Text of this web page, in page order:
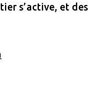
s’active, et des